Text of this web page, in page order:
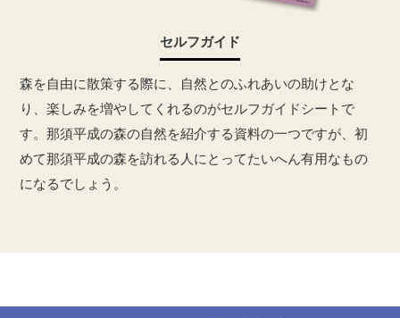
セルフガイド
森を自由に散策する際に、自然とのふれあいの助けとな
り、楽しみを増やしてくれるのがセルフガイドシートで
す。那須平成の森の自然を紹介する資料の一つですが、初
めて那須平成の森を訪れる人にとってたいへん有用なもの
になるでしょう。